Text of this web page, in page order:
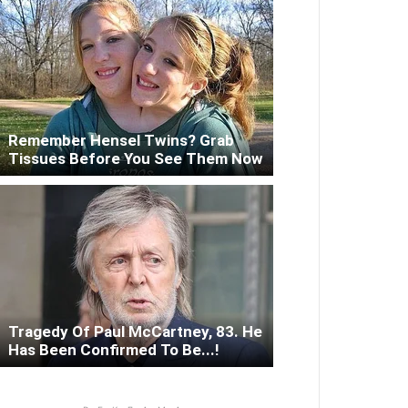
Remember Hensel Twins? Grab
Tissues Before You See Them Now
Tragedy Of Paul McCartney, 83. He
Has Been Confirmed To Be...!